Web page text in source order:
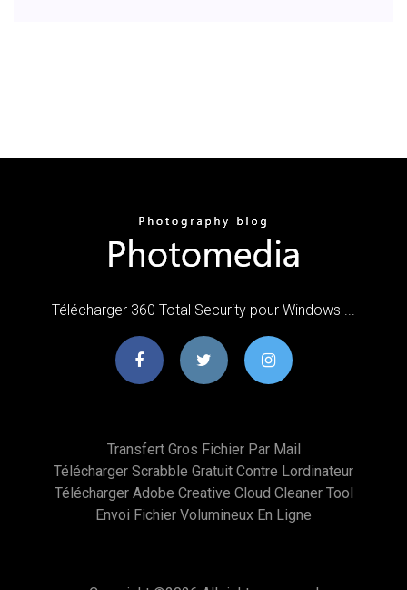
Télécharger 360 Total Security pour Windows ...
Transfert Gros Fichier Par Mail
Télécharger Scrabble Gratuit Contre Lordinateur
Télécharger Adobe Creative Cloud Cleaner Tool
Envoi Fichier Volumineux En Ligne